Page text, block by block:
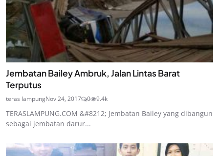
Jembatan Bailey Ambruk, Jalan Lintas Barat
Terputus
teras lampungNov 24, 2017 0 9.4k
TERASLAMPUNG.COM &#8212; Jembatan Bailey yang dibangun
sebagai jembatan darur...